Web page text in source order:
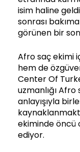
isim haline
sonrası
görünen bir
Afro saç ekimi
hem de
Center Of
uzmanlığı
anlayışıyla
ekiminde öncü
ediyor.